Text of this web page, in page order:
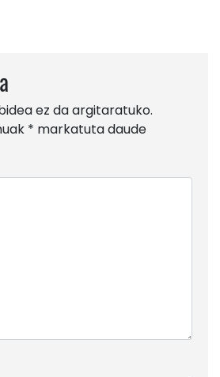
ez da argitaratuko.
* markatuta daude